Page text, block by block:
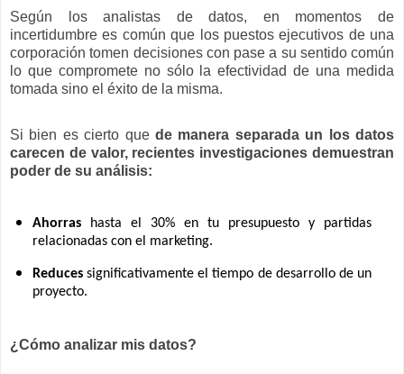
Según los analistas de datos, en momentos de
incertidumbre es común que los puestos ejecutivos de una
corporación tomen decisiones con pase a su sentido común
lo que compromete no sólo la efectividad de una medida
tomada sino el éxito de la misma.
Si bien es cierto que de manera separada un los datos
carecen de valor, recientes investigaciones demuestran
poder de su análisis:
Ahorrashasta el 30% en tu presupuesto y partidas
relacionadas con el marketing.
Reducessignificativamente el tiempo de desarrollo de un
proyecto.
¿Cómo analizar mis datos?